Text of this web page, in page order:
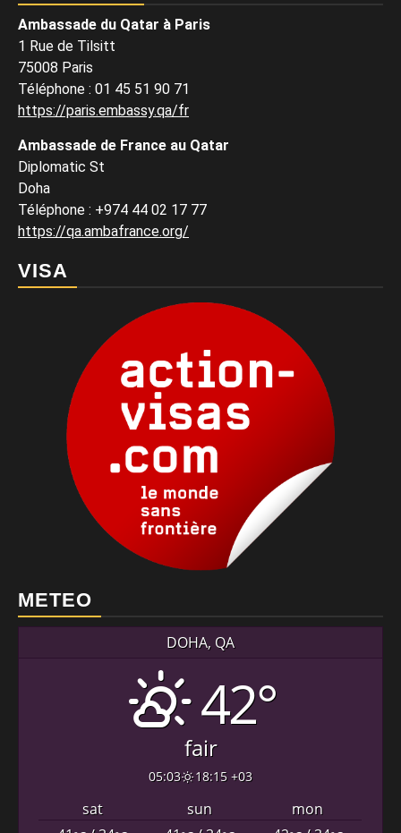
Ambassade du Qatar à Paris
1 Rue de Tilsitt
75008 Paris
Téléphone : 01 45 51 90 71
https://paris.embassy.qa/fr
Ambassade de France au Qatar
Diplomatic St
Doha
Téléphone : +974 44 02 17 77
https://qa.ambafrance.org/
VISA
METEO
DOHA, QA
42°
fair
05:03 18:15 +03
sat sun
mon